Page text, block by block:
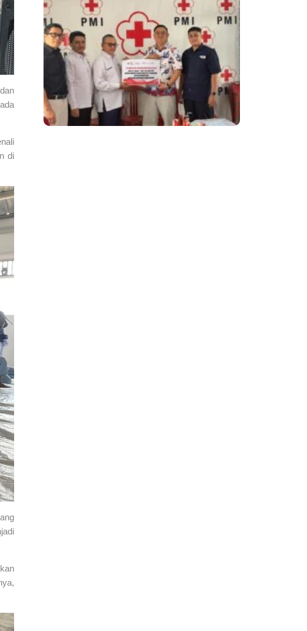
di
Dukung Aksi Kemanusiaan, PT Mulia
Knitting Factory Serahkan Donasi
Barang Kepada PMI Kota Sukabumi